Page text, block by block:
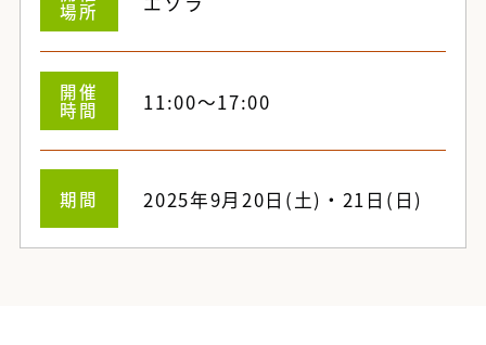
場所
開催
時間 11:00～17:00
期間 2025年9月20日(土)・21日(日)